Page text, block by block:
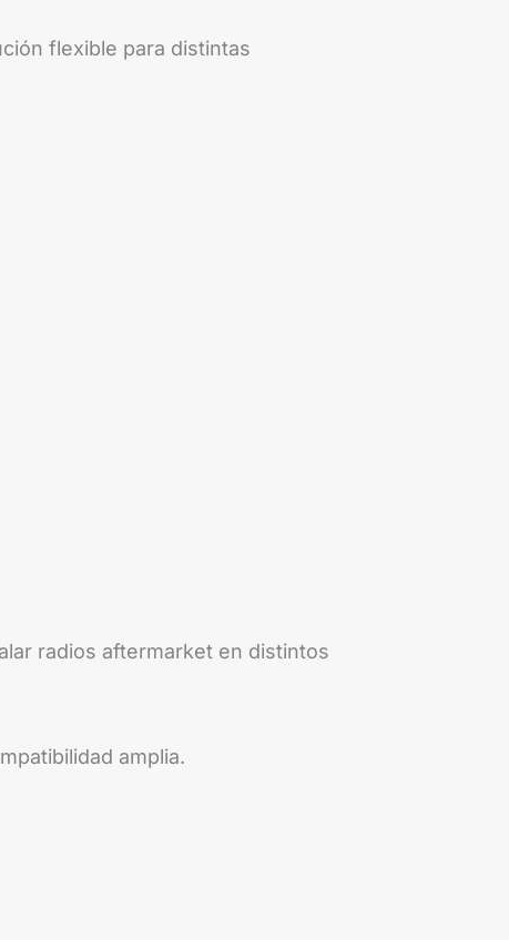
flexible para distintas
radios aftermarket en distintos
amplia.